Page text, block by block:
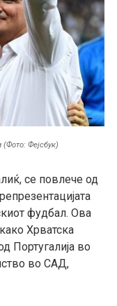
Фејсбук)
се повлече од
фудбал. Ова
Хрватска
Португалија во
во САД,